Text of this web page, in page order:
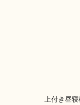
上付き昼寝